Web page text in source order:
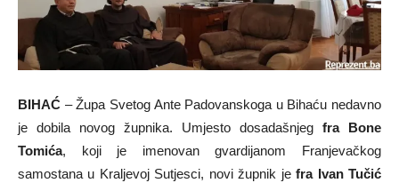
BIHAĆ – Župa Svetog Ante Padovanskoga u Bihaću nedavno
je dobila novog župnika. Umjesto dosadašnjeg fra Bone
Tomića, koji je imenovan gvardijanom Franjevačkog
samostana u Kraljevoj Sutjesci, novi župnik jefra Ivan Tučić